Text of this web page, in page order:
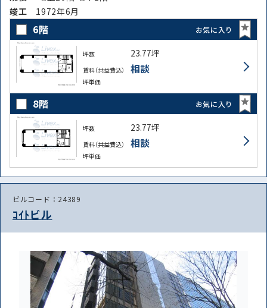
竣⼯ 1972年6月
6階 お気に入り
坪数 23.77坪
賃料（共益費込） 相談
坪単価
8階 お気に入り
坪数 23.77坪
賃料（共益費込） 相談
坪単価
ビルコード：24389
ｺｲﾄビル